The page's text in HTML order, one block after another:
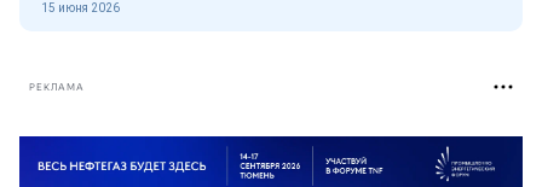
15 июня 2026
РЕКЛАМА